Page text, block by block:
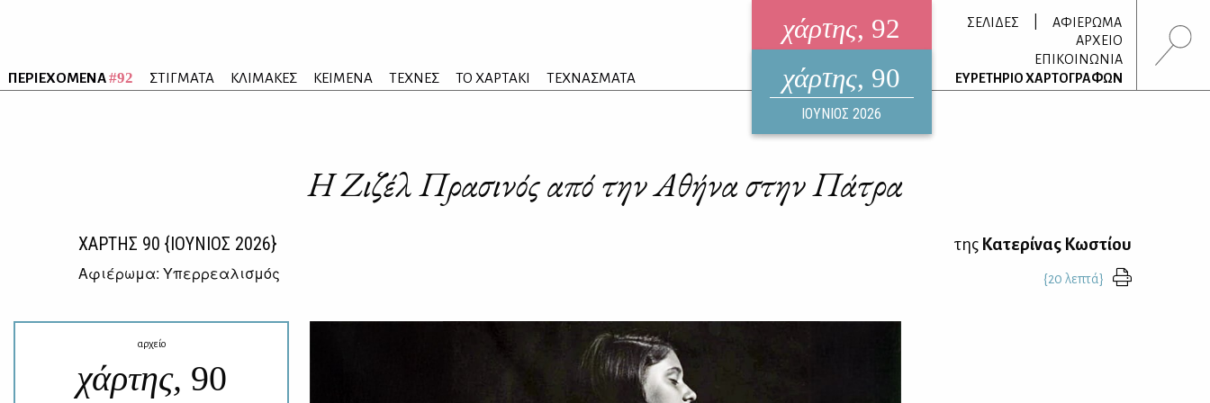
ΠΕΡΙΕΧΟΜΕΝΑ#92 ΣΤΙΓΜΑΤΑ ΚΛΙΜΑΚΕΣ ΚΕΙΜΕΝΑ ΤΕΧΝΕΣ ΤΟ ΧΑΡΤΑΚΙ ΤΕΧΝΑΣΜΑΤΑ
χάρτης, 92
ηλεκτρονικό περιοδικό
ΑΥΓΟΥΣΤΟΣ 2026
χάρτης, 90
ΙΟΥΝΙΟΣ 2026
ΣΕΛΙΔΕΣ
ΑΦΙΕΡΩΜΑ
ΑΡΧΕΙΟ
ΕΠΙΚΟΙΝΩΝΙΑ
ΕΥΡΕΤΗΡΙΟ ΧΑΡΤΟΓΡΑΦΩΝ
Η Zιζέλ Πρασινός από την Αθήνα στην Πάτρα
ΧΑΡΤΗΣ 90 {ΙΟΥΝΙΟΣ 2026}
Αφιέρωμα: Υπερρεαλισμός
της Κατερίνας Κωστίου
{20 λεπτά}
αρχείο
χάρτης, 90